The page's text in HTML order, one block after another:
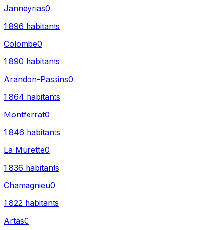
Janneyrias0
1 896 habitants
Colombe0
1 890 habitants
Arandon-Passins0
1 864 habitants
Montferrat0
1 846 habitants
La Murette0
1 836 habitants
Chamagnieu0
1 822 habitants
Artas0